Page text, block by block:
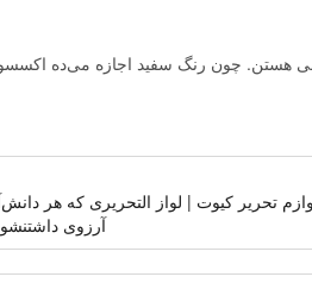
هستن. چون رنگ سفید اجازه می‌ده
تحریر کیوت | لواز التحریری که هر
آرزوی